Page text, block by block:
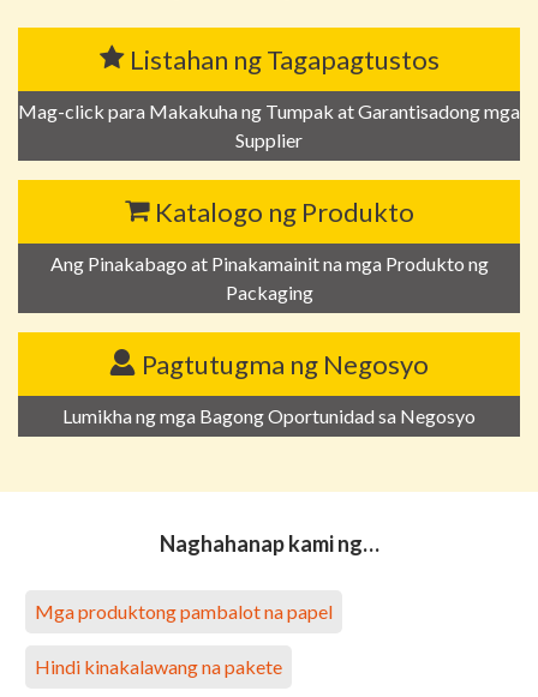
Listahan ng Tagapagtustos
Mag-click para Makakuha ng Tumpak at Garantisadong mga
Supplier
Katalogo ng Produkto
Ang Pinakabago at Pinakamainit na mga Produkto ng
Packaging
Pagtutugma ng Negosyo
Lumikha ng mga Bagong Oportunidad sa Negosyo
Naghahanap kami ng…
Mga produktong pambalot na papel
Hindi kinakalawang na pakete